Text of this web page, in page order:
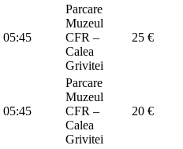
05:45
Parcare
Muzeul
CFR –
Calea
Grivitei
25 €
05:45
Parcare
Muzeul
CFR –
Calea
Grivitei
20 €